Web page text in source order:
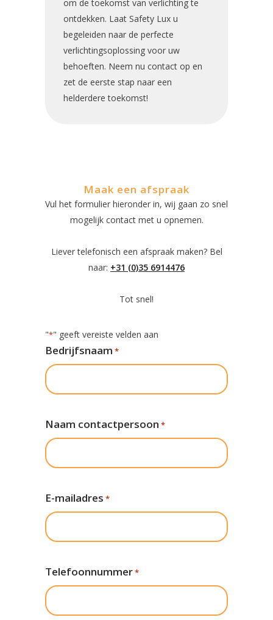
om de toekomst van verlichting te
ontdekken. Laat Safety Lux u
begeleiden naar de perfecte
verlichtingsoplossing voor uw
behoeften. Neem nu contact op en
zet de eerste stap naar een
helderdere toekomst!
Maak een afspraak
Vul het formulier hieronder in, wij gaan zo snel
mogelijk contact met u opnemen.
Liever telefonisch een afspraak maken? Bel
naar: +31 (0)35 6914476
Tot snel!
"*" geeft vereiste velden aan
Bedrijfsnaam *
Naam contactpersoon *
E-mailadres *
Telefoonnummer*